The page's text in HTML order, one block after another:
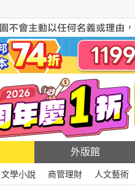
外版館
文學小說 商管理財 人文藝術